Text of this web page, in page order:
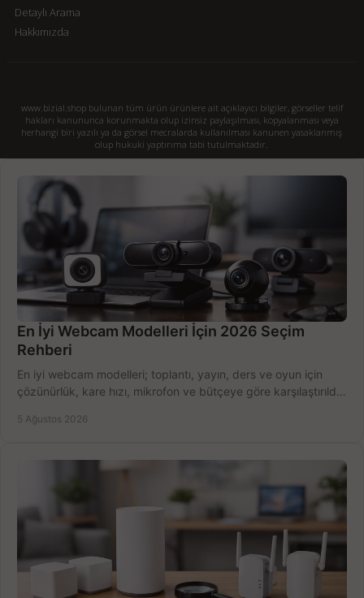
Detaylı Arama
Hakkımızda
www.bizial.shop bulunan tüm ürün ürünlere ait açıklayıcı bilgiler, görseller telif
hakları kanununca korunmakta olup izinsiz paylaşılması, kopyalanması veya
herhangi biri yazılı ya da görsel mecralarda kullanılması kanunen yasaklanmış
olup hukuki yaptırıma tabi tutulmaktadır.
En İyi Webcam Modelleri İçin 2026 Seçim
Rehberi
En iyi webcam modelleri; toplantı, yayın, ders ve oyun için
çözünürlük, kare hızı, mikrofon ve bütçeye göre karşılaştırıldı.
5 Ağustos 2026